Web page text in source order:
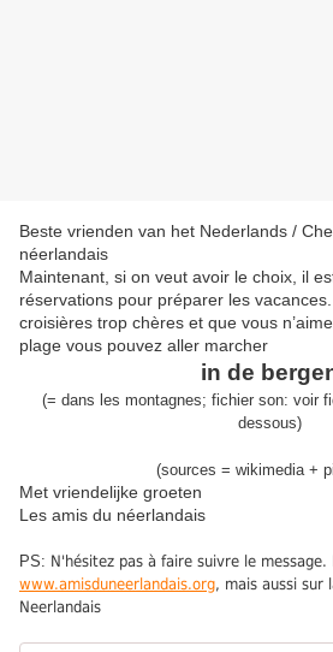
Beste vrienden van het Nederlands /
néerlandais
Maintenant, si on veut avoir le choix, il
réservations pour préparer les
croisières trop chères et que vous
plage vous pouvez aller marcher
in de
(= dans les montagnes; fichier son: voir
dessous)
(sources = wikimedia +
Met vriendelijke groeten
Les amis du néerlandais
PS: N'hésitez pas à faire suivre le message.
www.amisduneerlandais.org, mais aussi sur
Neerlandais